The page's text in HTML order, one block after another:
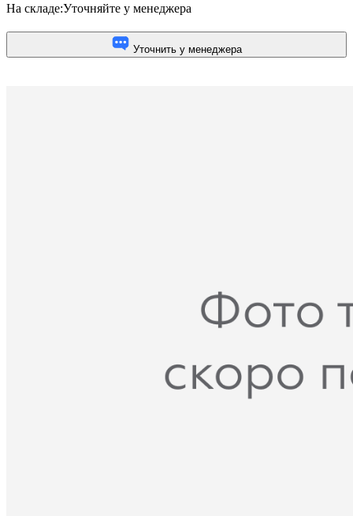
На складе:Уточняйте у менеджера
Уточнить у менеджера